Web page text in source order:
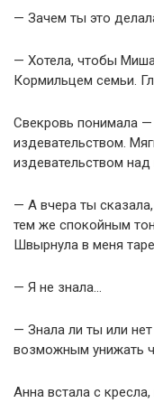
— Зачем ты это
— Хотела, чтобы
Кормильцем семьи.
Свекровь понимала
издевательством.
издевательством
— А вчера ты
тем же спокойным
Швырнула в меня
— Я не знала…
— Знала ли ты или
возможным унижать
Анна встала с